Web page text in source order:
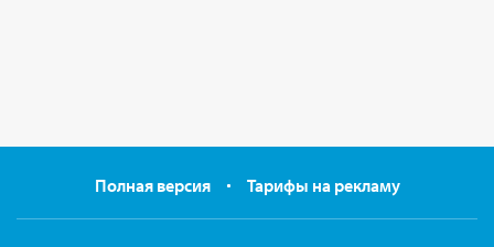
Полная версия Тарифы на рекламу